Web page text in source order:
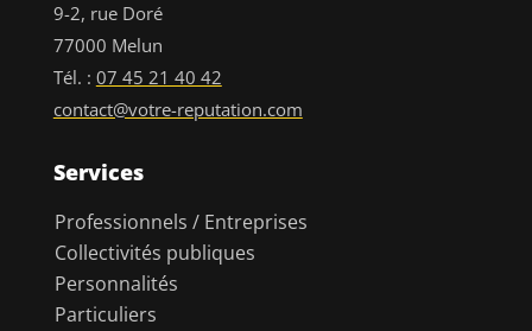
9-2, rue Doré
77000 Melun
Tél. : 07 45 21 40 42
contact@votre-reputation.com
Services
Professionnels / Entreprises
Collectivités publiques
Personnalités
Particuliers